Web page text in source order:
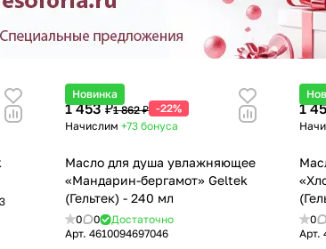
Новинка
1 453 ₽1 862 ₽ -22%
Начислим +73 бонуса
Масло для душа увлажняющее
«Мандарин-бергамот» Geltek
(Гельтек) - 240 мл
0 0
Достаточно
Арт. 4610094697046
1
0
Арт.